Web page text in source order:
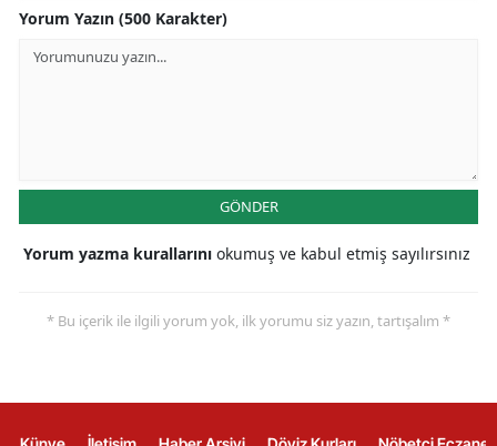
Yorum Yazın (500 Karakter)
GÖNDER
Yorum yazma kurallarını okumuş ve kabul etmiş sayılırsınız
* Bu içerik ile ilgili yorum yok, ilk yorumu siz yazın, tartışalım *